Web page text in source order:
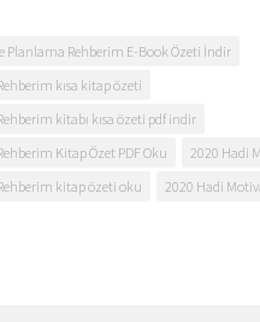
Planlama Rehberim E-Book Özeti İndir
kısa kitap özeti
kitabı kısa özeti pdf indir
Kitap Özet PDF Oku
2020 Hadi
kitap özeti oku
2020 Hadi